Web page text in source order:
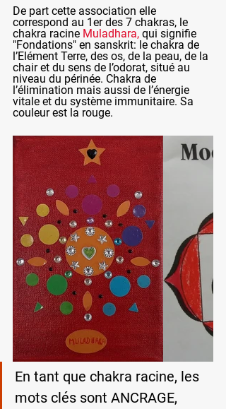
De part cette association elle
correspond au 1er des 7 chakras, le
chakra racine Muladhara, qui signifie
"Fondations" en sanskrit: le chakra de
l’Elément Terre, des os, de la peau, de la
chair et du sens de l’odorat, situé au
niveau du périnée. Chakra de
l’élimination mais aussi de l’énergie
vitale et du système immunitaire. Sa
couleur est la rouge.
En tant que chakra racine, les
mots clés sont ANCRAGE,